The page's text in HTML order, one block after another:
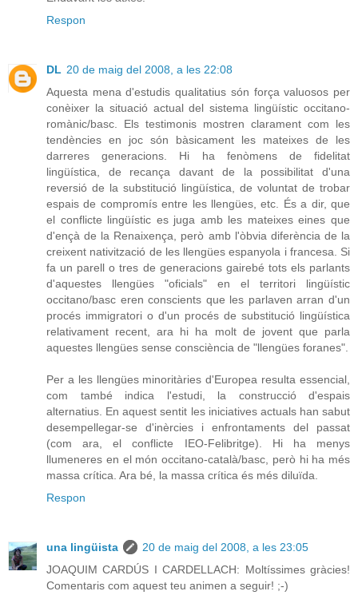
Respon
DL 20 de maig del 2008, a les 22:08
Aquesta mena d'estudis qualitatius són força valuosos per
conèixer la situació actual del sistema lingüístic occitano-
romànic/basc. Els testimonis mostren clarament com les
tendències en joc són bàsicament les mateixes de les
darreres generacions. Hi ha fenòmens de fidelitat
lingüística, de recança davant de la possibilitat d'una
reversió de la substitució lingüística, de voluntat de trobar
espais de compromís entre les llengües, etc. És a dir, que
el conflicte lingüístic es juga amb les mateixes eines que
d'ençà de la Renaixença, però amb l'òbvia diferència de la
creixent nativització de les llengües espanyola i francesa. Si
fa un parell o tres de generacions gairebé tots els parlants
d'aquestes llengües "oficials" en el territori lingüístic
occitano/basc eren conscients que les parlaven arran d'un
procés immigratori o d'un procés de substitució lingüística
relativament recent, ara hi ha molt de jovent que parla
aquestes llengües sense consciència de "llengües foranes".
Per a les llengües minoritàries d'Europea resulta essencial,
com també indica l'estudi, la construcció d'espais
alternatius. En aquest sentit les iniciatives actuals han sabut
desempellegar-se d'inèrcies i enfrontaments del passat
(com ara, el conflicte IEO-Felibritge). Hi ha menys
llumeneres en el món occitano-català/basc, però hi ha més
massa crítica. Ara bé, la massa crítica és més diluïda.
Respon
una lingüista
20 de maig del 2008, a les 23:05
JOAQUIM CARDÚS I CARDELLACH: Moltíssimes gràcies!
Comentaris com aquest teu animen a seguir! ;-)